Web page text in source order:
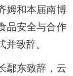
姆和本届南博
品安全与合作
致辞。
鄢东致辞，云